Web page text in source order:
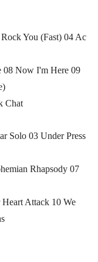
You (Fast) 04 Ac
08 Now I'm Here 09
Chat
Solo 03 Under Press
Rhapsody 07
Attack 10 We